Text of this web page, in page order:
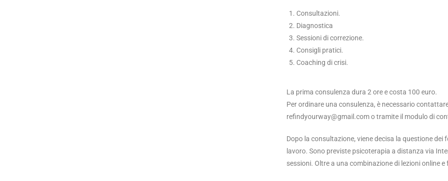
Consultazioni.
Diagnostica
Sessioni di correzione.
Consigli pratici.
Coaching di crisi.
La prima consulenza dura 2 ore e costa 100 euro.
Per ordinare una consulenza, è necessario
refindyourway@gmail.com o tramite il modulo di
Dopo la consultazione, viene decisa la questione
lavoro. Sono previste psicoterapia a distanza via
sessioni. Oltre a una combinazione di lezioni online e